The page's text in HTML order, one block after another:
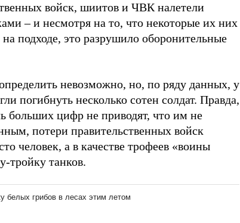
войск, шиитов и ЧВК налетели
– и несмотря на то, что некоторые их них
подходе, это разрушило оборонительные
невозможно, но, по ряду данных, у
погибнуть несколько сотен солдат. Правда,
больших цифр не приводят, что им не
потери правительственных войск
человек, а в качестве трофеев «воины
тройку танков.